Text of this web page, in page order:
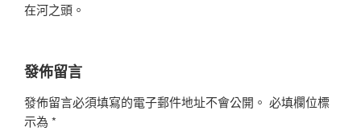
在河之頭。
發佈留言
發佈留言必須填寫的電子郵件地址不會公開。 必填欄位標
示為 *